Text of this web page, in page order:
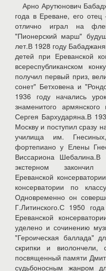
Арно Арутюнович
года в Ереване, его
отлично играл на
"Пионерский марш"
лет.В 1928 году
детей при Ереванской
всереспубликанском
получил первый приз,
сонет" Бетховена и
1936 году начались
знаменитого
Сергея Бархударяна.В
Москву и поступил сразу
училища им.
фортепиано у Елены
Виссариона
экстерном закончил
Ереванской
консерватории по
Одновременно он
Г.Литинского.С 1950
Ереванской
уделено и сочинению
"Героическая баллада"
скрипки и виолончели,
посвященный памяти
судьбоносным жанром